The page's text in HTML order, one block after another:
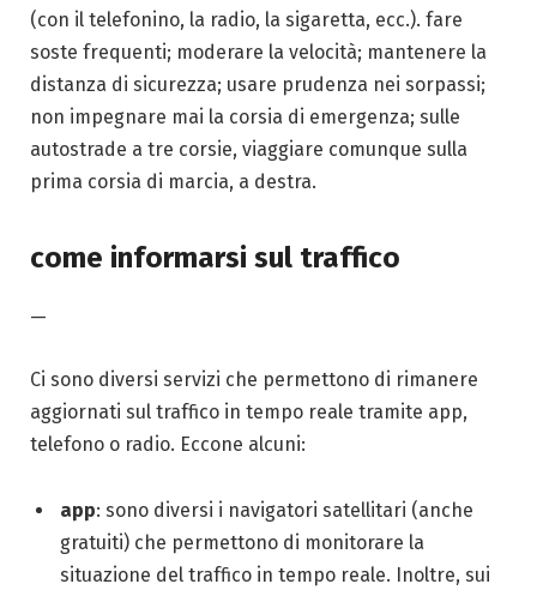
(con il telefonino, la radio, la sigaretta, ecc.). fare
soste frequenti; moderare la velocità; mantenere la
distanza di sicurezza; usare prudenza nei sorpassi;
non impegnare mai la corsia di emergenza; sulle
autostrade a tre corsie, viaggiare comunque sulla
prima corsia di marcia, a destra.
come informarsi sul traffico
—
Ci sono diversi servizi che permettono di rimanere
aggiornati sul traffico in tempo reale tramite app,
telefono o radio. Eccone alcuni:
app: sono diversi i navigatori satellitari (anche
gratuiti) che permettono di monitorare la
situazione del traffico in tempo reale. Inoltre, sui